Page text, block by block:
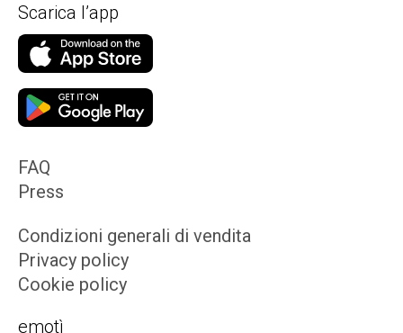
Scarica l’app
FAQ
Press
Condizioni generali di vendita
Privacy policy
Cookie policy
emotì